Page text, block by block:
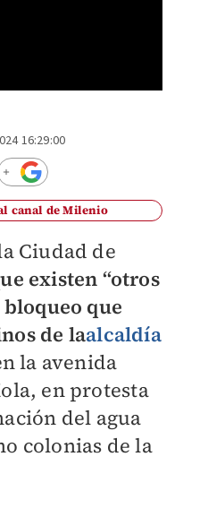
16:29:00
canal de Milenio
Ciudad de
existen “otros
que
de laalcaldía
la avenida
en protesta
del agua
colonias de la